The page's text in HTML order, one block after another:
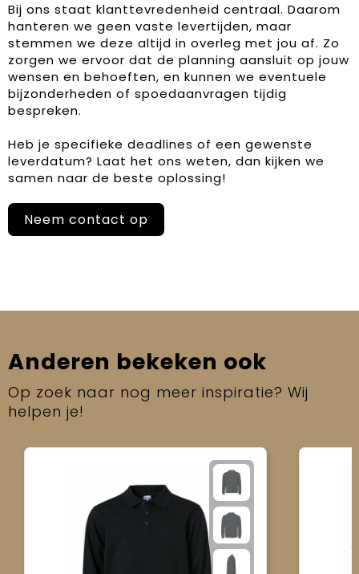
Bij ons staat klanttevredenheid centraal. Daarom
hanteren we geen vaste levertijden, maar
stemmen we deze altijd in overleg met jou af. Zo
zorgen we ervoor dat de planning aansluit op jouw
wensen en behoeften, en kunnen we eventuele
bijzonderheden of spoedaanvragen tijdig
bespreken.
Heb je specifieke deadlines of een gewenste
leverdatum? Laat het ons weten, dan kijken we
samen naar de beste oplossing!
Neem contact op
Anderen bekeken ook
Op zoek naar nog meer inspiratie? Wij
helpen je!